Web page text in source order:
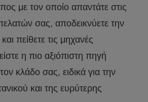
με τον οποίο απαντάτε στις
σας, αποδεικνύετε την
πείθετε τις μηχανές
η πιο αξιόπιστη πηγή
κλάδο σας, ειδικά για την
και της ευρύτερης